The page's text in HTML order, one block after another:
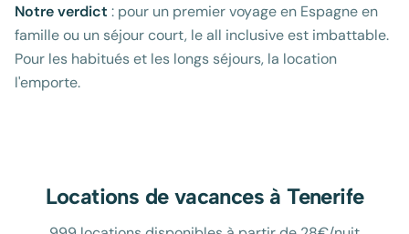
Notre verdict : pour un premier voyage en Espagne en
famille ou un séjour court, le all inclusive est imbattable.
Pour les habitués et les longs séjours, la location
l'emporte.
Locations de vacances àTenerife